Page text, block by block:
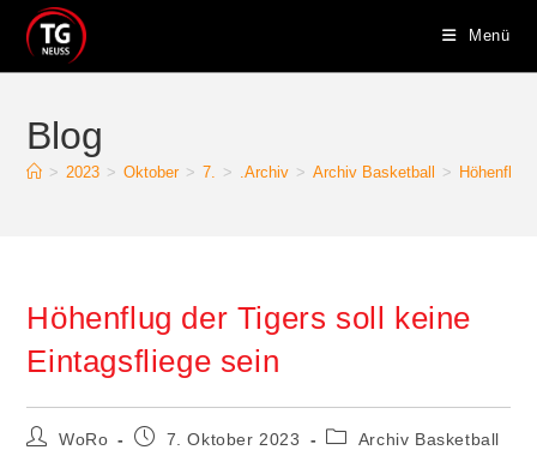
Inhalt
springen
Menü
Blog
> 2023 > Oktober > 7. > .Archiv > Archiv Basketball > Höhenflug
Höhenflug der Tigers soll keine
Eintagsfliege sein
Beitrags-
WoRo
Beitrag7. Oktober 2023
Beitrags-
Archiv Basketball